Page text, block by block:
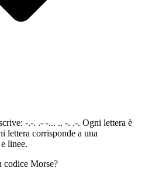
-.-. .- -... .. -. .-. Ogni lettera è
lettera corrisponde a una
linee.
Morse?